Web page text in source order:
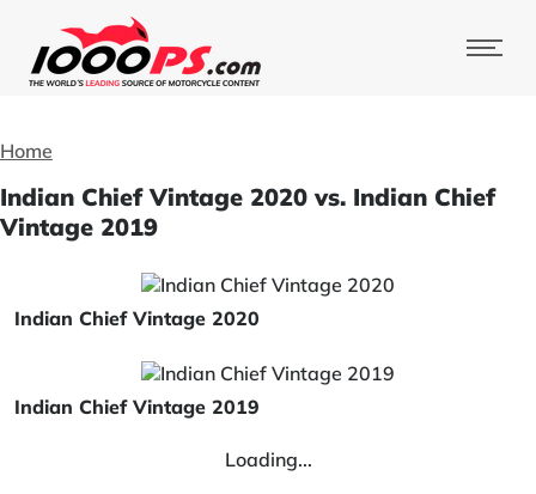
Home
Indian Chief Vintage 2020 vs. Indian Chief
Vintage 2019
Indian Chief Vintage 2020
Indian Chief Vintage 2019
Loading...